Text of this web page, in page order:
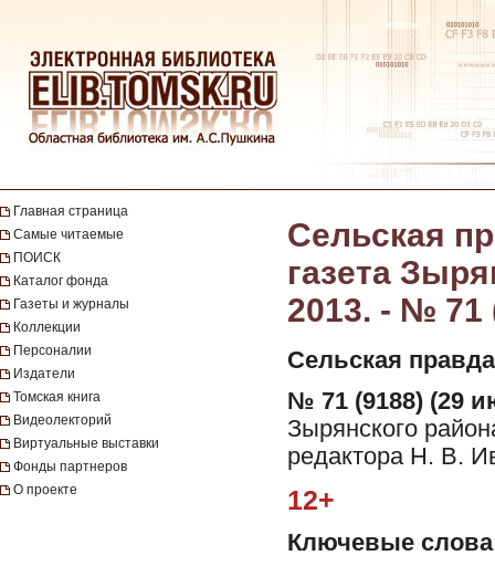
Главная страница
Самые читаемые
ПОИСК
Каталог фонда
Газеты и журналы
Коллекции
Персоналии
Издатели
Томская книга
Видеолекторий
Виртуальные выставки
Фонды партнеров
О проекте
Сельская
газета
2013. - № 71
Сельская
№ 71 (9188) (29
Зырянского
редактора Н. В.
12+
Ключевые слова